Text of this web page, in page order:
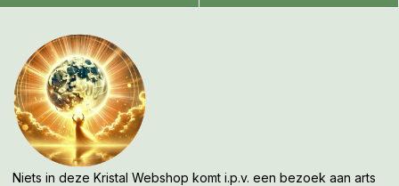
Niets in deze Kristal Webshop komt i.p.v. een bezoek aan arts